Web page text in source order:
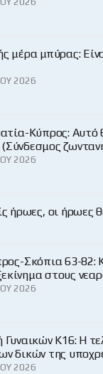
μέρα μπύρας:
2026
Κύπρος: Αυτό
2026
ήρωες, οι ήρωες
Σκόπια 63-82:
στους
2026
Γυναικών Κ16: Η
δικών της
2026